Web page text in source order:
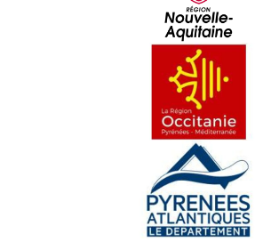
D'ÒC Show 36 : Hèsta de la musica